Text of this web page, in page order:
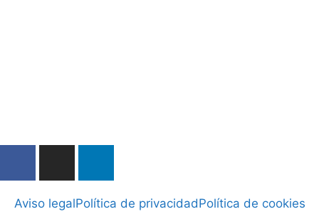
Aviso legalPolítica de privacidadPolítica de cookies